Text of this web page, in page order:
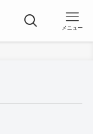
メニュー